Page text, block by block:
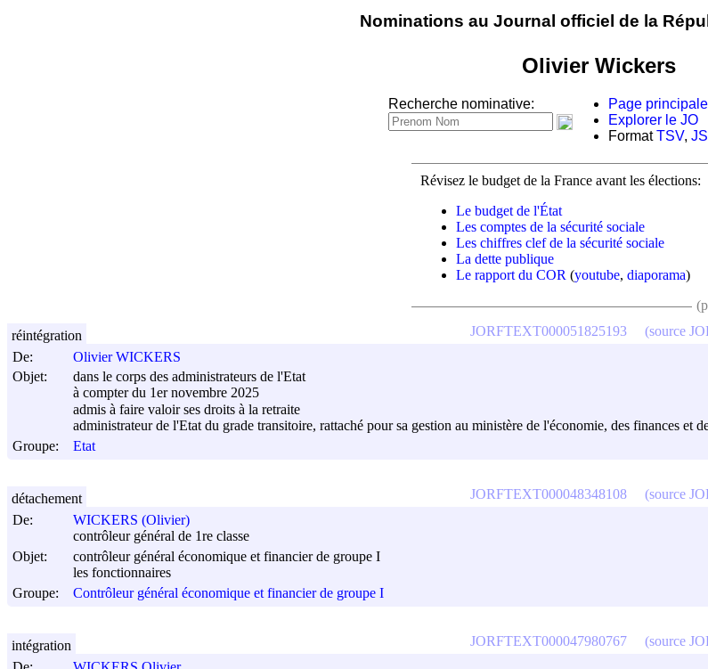
Nominations au Journal officiel de la
Olivier Wickers
Recherche nominative:
Page principale
Explorer le JO
FormatTSV,
Révisez le budget de la France avant les élections:
Le budget de l'État
Les comptes de la sécurité sociale
Les chiffres clef de la sécurité sociale
La dette publique
Le rapport du COR (youtube, diaporama)
De:
Olivier WICKERS
Objet:
dans le corps des administrateurs de l'Etat
à compter du 1er novembre 2025
admis à faire valoir ses droits à la retraite
administrateur de l'Etat du grade transitoire, rattaché pour sa gestion au ministère de l'économie, des finances et
Groupe:
Etat
JORFTEXT000051825193 (source
réintégration
De:
WICKERS (Olivier)
contrôleur général de 1re classe
Objet:
contrôleur général économique et financier de groupe I
les fonctionnaires
Groupe:
Contrôleur général économique et financier de groupe I
JORFTEXT000048348108 (source
détachement
JORFTEXT000047980767 (source
intégration